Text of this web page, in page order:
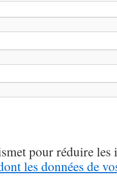
pour réduire les
les données de